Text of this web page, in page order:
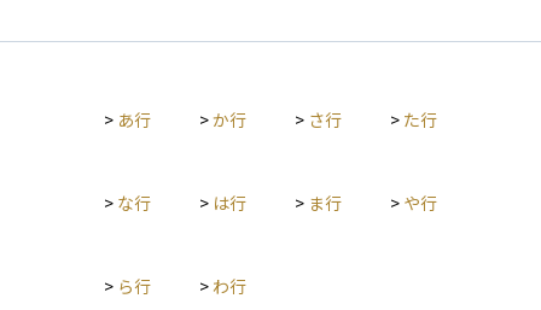
資産承継や相続対策のために活用されることも少なくありませ
子縁組」と「特別養子縁組」の2種類があり、前者は実親との関
親子関係の有無が大きく影響するため、養子縁組の活用は非常
> あ行 >か行 > さ行 > た行
> な行 > は行 > ま行 > や行
> ら行 > わ行